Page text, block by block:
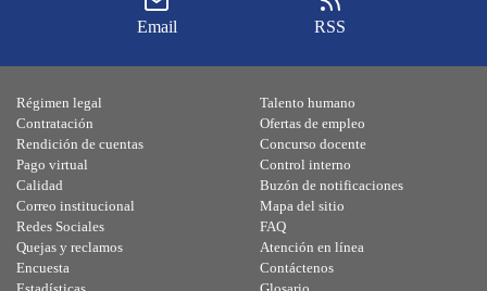
Email RSS
Régimen legal
Contratación
Rendición de cuentas
Pago virtual
Calidad
Talento humano
Ofertas de empleo
Concurso docente
Control interno
Buzón de notificaciones
Correo institucional
Redes Sociales
Quejas y reclamos
Encuesta
Mapa del sitio
FAQ
Atención en línea
Contáctenos